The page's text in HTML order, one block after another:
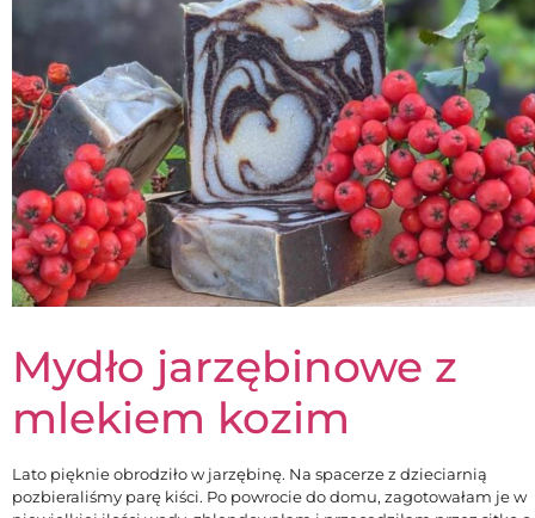
Mydło jarzębinowe z
mlekiem kozim
Lato pięknie obrodziło w jarzębinę. Na spacerze z dzieciarnią
pozbieraliśmy parę kiści. Po powrocie do domu, zagotowałam je w